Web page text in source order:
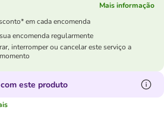
Mais informação
em cada encomenda
encomenda regularmente
interromper ou cancelar este serviço a
este produto